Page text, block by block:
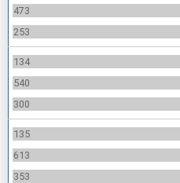
473
253
134
540
300
135
613
353